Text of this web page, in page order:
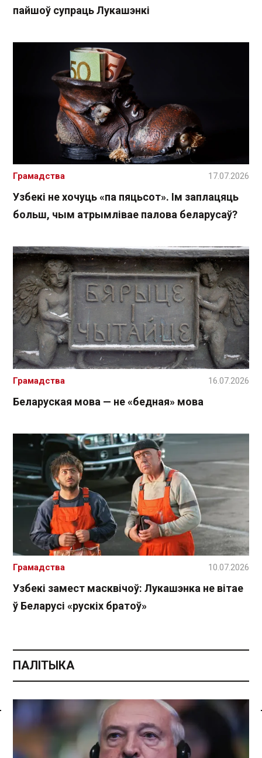
Спасылка без VPN
пайшоў супраць Лукашэнкі
Узбекі не хочуць «па пяцьсот». Ім заплацяць
больш, чым атрымлівае палова беларусаў?
Грамадства 17.07.2026
Беларуская мова — не «бедная» мова
Грамадства 16.07.2026
Узбекі замест масквічоў: Лукашэнка не вітае
ў Беларусі «рускіх братоў»
Грамадства 10.07.2026
ПАЛІТЫКА